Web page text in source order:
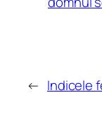
← Indicele